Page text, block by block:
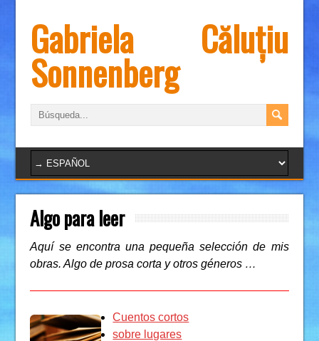
Gabriela Căluțiu
Sonnenberg
Algo para leer
Aquí se encontra una pequeña selección de mis
obras. Algo de prosa corta y otros géneros …
Cuentos cortos
sobre lugares